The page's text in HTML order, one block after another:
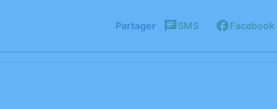
Partager SMS Facebook